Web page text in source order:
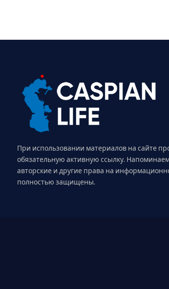
При использовании материалов на сайте
обязательную активную ссылку.
авторские и другие права на
полностью защищены.